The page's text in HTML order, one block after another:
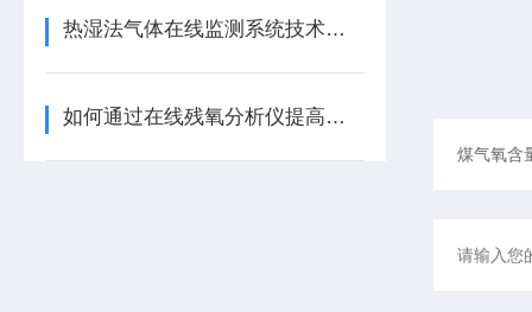
热湿法气体在线监测系统技术原理
如何通过在线残氧分析仪提高生产过程的安全性？